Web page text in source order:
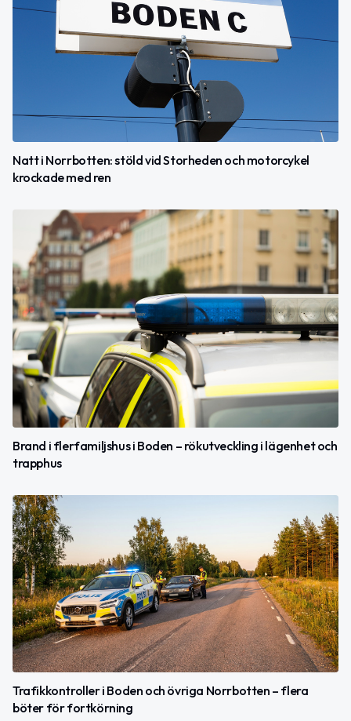
Natt i Norrbotten: stöld vid Storheden och motorcykel
krockade med ren
Brand i flerfamiljshus i Boden – rökutveckling i lägenhet och
trapphus
Trafikkontroller i Boden och övriga Norrbotten – flera
böter för fortkörning